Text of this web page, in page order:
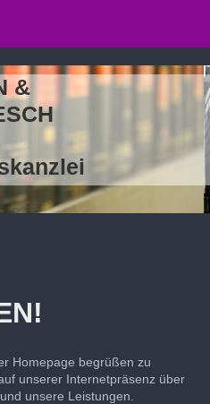
&
Homepage begrüßen zu
unserer Internetpräsenz über
unsere Leistungen.